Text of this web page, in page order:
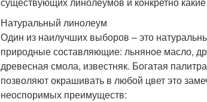
Натуральный линолеум
Один из наилучших выборов – это
природные составляющие: льняное масло,
древесная смола, известняк. Богатая
позволяют окрашивать в любой цвет это
неоспоримых преимуществ: